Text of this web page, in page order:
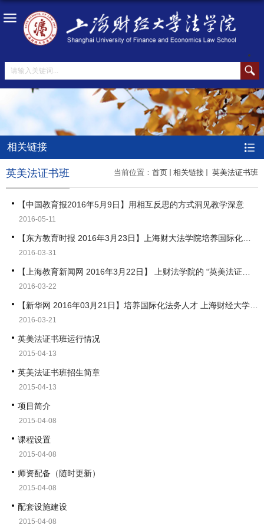
相关链接
当前位置： 首页 相关链接 英美法证书班
英美法证书班
【中国教育报2016年5月9日】用相互反思的方式洞见教学深意
2016-05-11
2016-03-31
2016-03-22
2016-03-21
英美法证书班运行情况
2015-04-13
英美法证书班招生简章
2015-04-13
项目简介
2015-04-08
课程设置
2015-04-08
师资配备（随时更新）
2015-04-08
配套设施建设
2015-04-08